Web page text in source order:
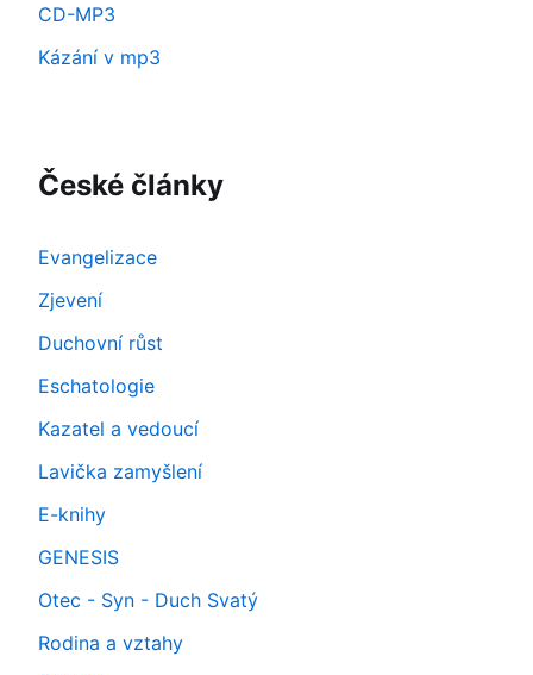
CD-MP3
Kázání v mp3
České články
Evangelizace
Zjevení
Duchovní růst
Eschatologie
Kazatel a vedoucí
Lavička zamyšlení
E-knihy
GENESIS
Otec - Syn - Duch Svatý
Rodina a vztahy